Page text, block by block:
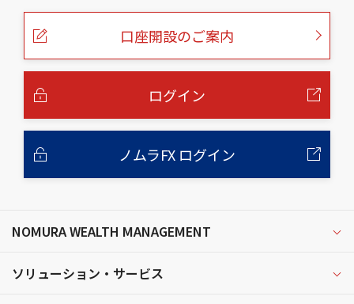
口座開設のご案内
ログイン
ノムラFX ログイン
NOMURA WEALTH MANAGEMENT
ソリューション・サービス